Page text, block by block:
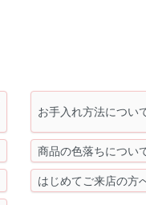
お手入れ方法につい
商品の色落ちについ
はじめてご来店の方